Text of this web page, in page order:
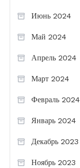
Июнь 2024
Май 2024
Апрель 2024
Март 2024
Февраль 2024
Январь 2024
Декабрь 2023
Ноябрь 2023